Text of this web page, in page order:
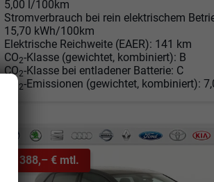
5,00 l/100km
Stromverbrauch bei rein elektrischem
15,70 kWh/100km
Elektrische Reichweite (EAER): 141 km
CO2-Klasse (gewichtet, kombiniert): B
CO2-Klasse bei entladener Batterie: C
CO2-Emissionen (gewichtet, kombiniert):
ab 388,– € mtl.